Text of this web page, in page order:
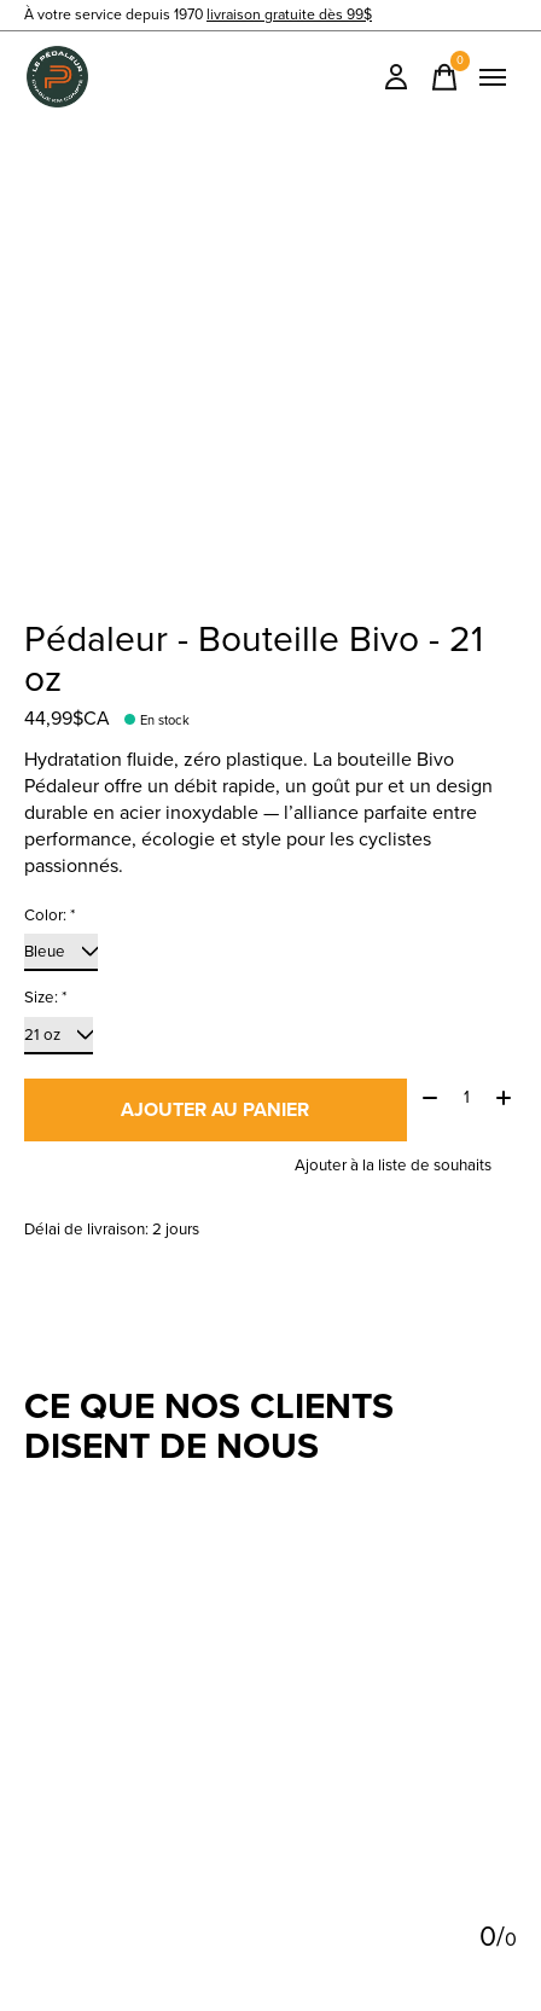
À votre service depuis 1970 livraison gratuite dès 99$
0items
Pédaleur - Bouteille Bivo - 21
oz
44,99$CA En stock
Hydratation fluide, zéro plastique. La bouteille Bivo
Pédaleur offre un débit rapide, un goût pur et un design
durable en acier inoxydable — l’alliance parfaite entre
performance, écologie et style pour les cyclistes
passionnés.
Color:*
Size:*
AJOUTER AU PANIER
Quantité:
Ajouter à la liste de souhaits
Délai de livraison: 2 jours
CE QUE NOS CLIENTS
DISENT DE NOUS
0/0